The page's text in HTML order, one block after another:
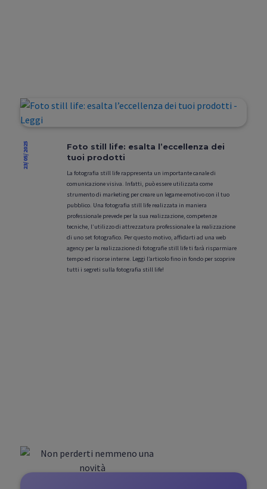
23/05/2025
Foto still life: esalta l’eccellenza dei
tuoi prodotti
La fotografia still life rappresenta un importante canale di
comunicazione visiva. Infatti, può essere utilizzata come
strumento di marketing per creare un legame emotivo con il tuo
pubblico. Una fotografia still life realizzata in maniera
professionale prevede per la sua realizzazione, competenze
tecniche, l’utilizzo di attrezzatura professionale e la realizzazione
di uno set fotografico. Per questo motivo, affidarti ad una web
agency per la realizzazione di fotografie still life ti farà risparmiare
tempo ed risorse interne. Leggi l’articolo fino in fondo per scoprire
tutti i segreti sulla fotografia still life!